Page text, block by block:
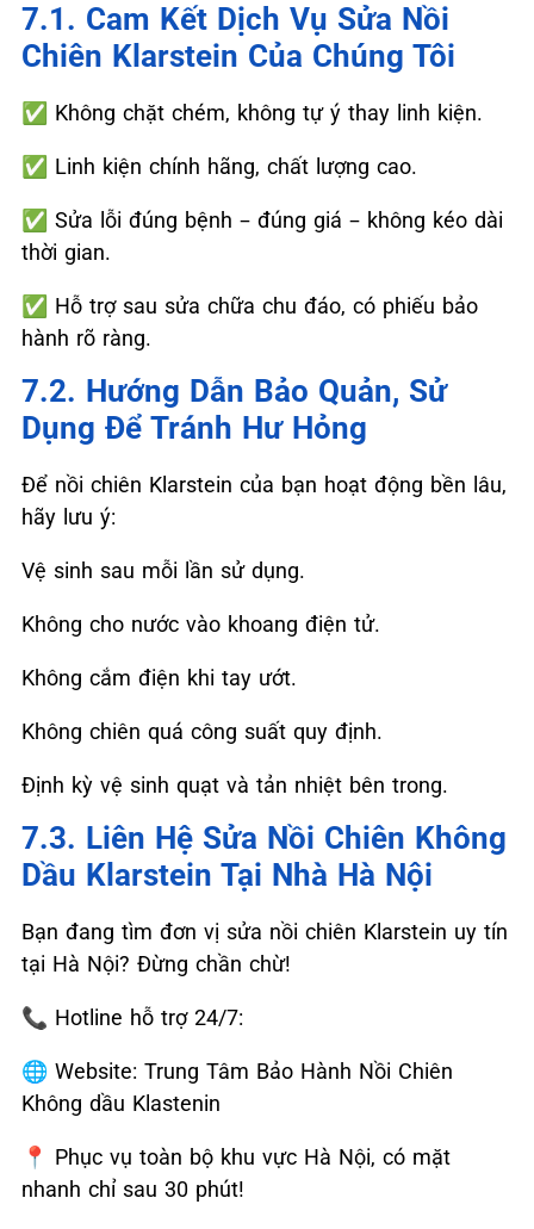
7.1. Cam Kết Dịch Vụ Sửa Nồi
Chiên Klarstein Của Chúng Tôi
✅ Không chặt chém, không tự ý thay linh kiện.
✅ Linh kiện chính hãng, chất lượng cao.
✅ Sửa lỗi đúng bệnh – đúng giá – không kéo dài
thời gian.
✅ Hỗ trợ sau sửa chữa chu đáo, có phiếu bảo
hành rõ ràng.
7.2. Hướng Dẫn Bảo Quản, Sử
Dụng Để Tránh Hư Hỏng
Để nồi chiên Klarstein của bạn hoạt động bền lâu,
hãy lưu ý:
Vệ sinh sau mỗi lần sử dụng.
Không cho nước vào khoang điện tử.
Không cắm điện khi tay ướt.
Không chiên quá công suất quy định.
Định kỳ vệ sinh quạt và tản nhiệt bên trong.
7.3. Liên Hệ Sửa Nồi Chiên Không
Dầu Klarstein Tại Nhà Hà Nội
Bạn đang tìm đơn vị sửa nồi chiên Klarstein uy tín
tại Hà Nội? Đừng chần chừ!
📞 Hotline hỗ trợ 24/7:
🌐 Website: Trung Tâm Bảo Hành Nồi Chiên
Không dầu Klastenin
📍
Phục vụ toàn bộ khu vực Hà Nội, có mặt
nhanh chỉ sau 30 phút!